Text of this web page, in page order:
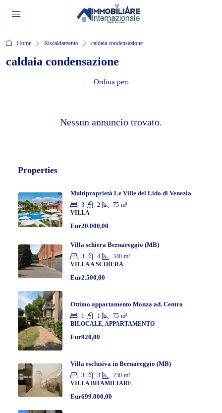
Home Riscaldamento caldaia condensazione
caldaia condensazione
Ordina per:
Nessun annuncio trovato.
Properties
Multiproprietà Le Ville del Lido di Venezia
3 2 75 m²
VILLA
Eur20.000,00
Villa schiera Bernareggio (MB)
3 4 340 m²
VILLA A SCHIERA
Eur2.500,00
Ottimo appartamento Monza ad. Centro
1 1 75 m²
BILOCALE, APPARTAMENTO
Eur920,00
Villa esclusiva in Bernareggio (MB)
3 3 230 m²
VILLA BIFAMILIARE
Eur699.000,00